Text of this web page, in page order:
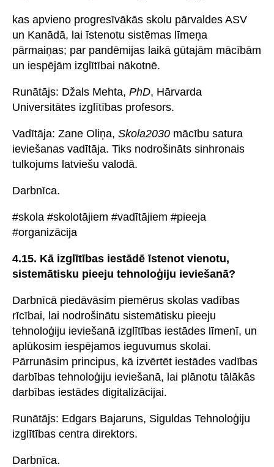
kas apvieno progresīvākās skolu pārvaldes ASV
un Kanādā, lai īstenotu sistēmas līmeņa
pārmaiņas; par pandēmijas laikā gūtajām mācībām
un iespējām izglītībai nākotnē.
Runātājs: Džals Mehta, PhD, Hārvarda
Universitātes izglītības profesors.
Vadītāja: Zane Oliņa, Skola2030 mācību satura
ieviešanas vadītāja. Tiks nodrošināts sinhronais
tulkojums latviešu valodā.
Darbnīca.
#skola #skolotājiem #vadītājiem #pieeja
#organizācija
4.15. Kā izglītības iestādē īstenot vienotu,
sistemātisku pieeju tehnoloģiju ieviešanā?
Darbnīcā piedāvāsim piemērus skolas vadības
rīcībai, lai nodrošinātu sistemātisku pieeju
tehnoloģiju ieviešanā izglītības iestādes līmenī, un
aplūkosim iespējamos ieguvumus skolai.
Pārrunāsim principus, kā izvērtēt iestādes vadības
darbības tehnoloģiju ieviešanā, lai plānotu tālākās
darbības iestādes digitalizācijai.
Runātājs: Edgars Bajaruns, Siguldas Tehnoloģiju
izglītības centra direktors.
Darbnīca.